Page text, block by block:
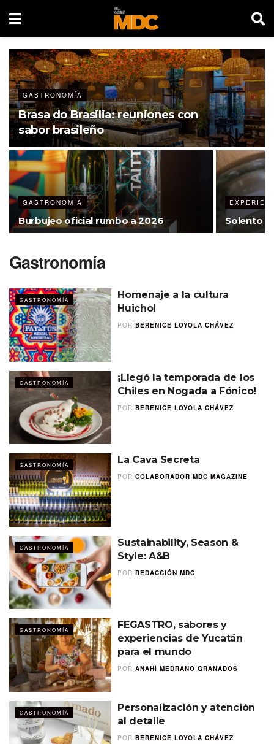
GASTRONOMÍA
Brasa do Brasilia: reuniones con
sabor brasileño
GASTRONOMÍA
Burbujeo oficial rumbo a 2026 Solento
Gastronomía
GASTRONOMÍA
Homenaje a la cultura
Huichol
POR BERENICE LOYOLA CHÁVEZ
GASTRONOMÍA
¡Llegó la temporada de los
Chiles en Nogada a Fónico!
POR BERENICE LOYOLA CHÁVEZ
GASTRONOMÍA La Cava Secreta
POR COLABORADOR MDC MAGAZINE
GASTRONOMÍA
Sustainability, Season &
Style: A&B
POR REDACCIÓN MDC
GASTRONOMÍA
FEGASTRO, sabores y
experiencias de Yucatán
para el mundo
POR ANAHÍ MEDRANO GRANADOS
GASTRONOMÍA
Personalización y atención
al detalle
POR BERENICE LOYOLA CHÁVEZ